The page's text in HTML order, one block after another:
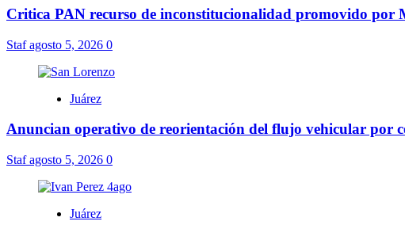
Critica PAN recurso de inconstitucionalidad promovido por
Stafagosto 5, 2026 0
Juárez
Anuncian operativo de reorientación del flujo vehicular por
Stafagosto 5, 2026 0
Juárez